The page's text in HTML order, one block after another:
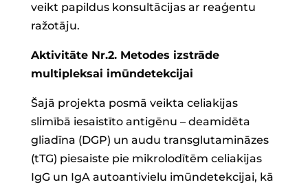
veikt papildus konsultācijas ar reaģentu
ražotāju.
Aktivitāte Nr.2. Metodes izstrāde
multipleksai imūndetekcijai
Šajā projekta posmā veikta celiakijas
slimībā iesaistīto antigēnu – deamidēta
gliadīna (DGP) un audu transglutamināzes
(tTG) piesaiste pie mikrolodītēm celiakijas
IgG un IgA autoantivielu imūndetekcijai, kā